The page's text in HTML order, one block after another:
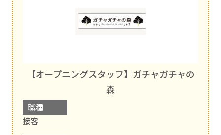
【オープニングスタッフ】ガチャガチャの
森
職種
接客